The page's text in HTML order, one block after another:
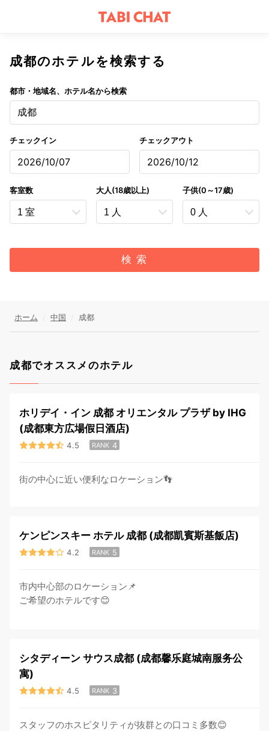
成都のホテルを検索する
都市・地域名、ホテル名から検索
成都
チェックイン
2026/10/07
チェックアウト
2026/10/12
客室数 大人(18歳以上) 子供(0～17歳)
検 索
ホーム 中国 成都
成都でオススメのホテル
ホリデイ・イン 成都 オリエンタル プラザ by IHG
(成都東方広場假日酒店)
4.5 RANK 4
街の中心に近い便利なロケーション👣
ケンピンスキー ホテル 成都 (成都凱賓斯基飯店)
4.2 RANK 5
市内中心部のロケーション📌
ご希望のホテルです😊
シタディーン サウス成都 (成都馨乐庭城南服务公
寓)
4.5 RANK 3
スタッフのホスピタリティが抜群との口コミ多数😊